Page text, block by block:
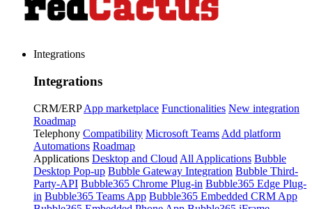
Integrations
Integrations
CRM/ERP App marketplace Functionalities New integration
Roadmap
Telephony Compatibility Microsoft Teams Add platform
Automations Roadmap
Applications Desktop and Cloud All Applications Bubble
Desktop Pop-up Bubble Gateway Integration Bubble Third-
Party-API Bubble365 Chrome Plug-in Bubble365 Edge Plug-
in Bubble365 Teams App Bubble365 Embedded CRM App